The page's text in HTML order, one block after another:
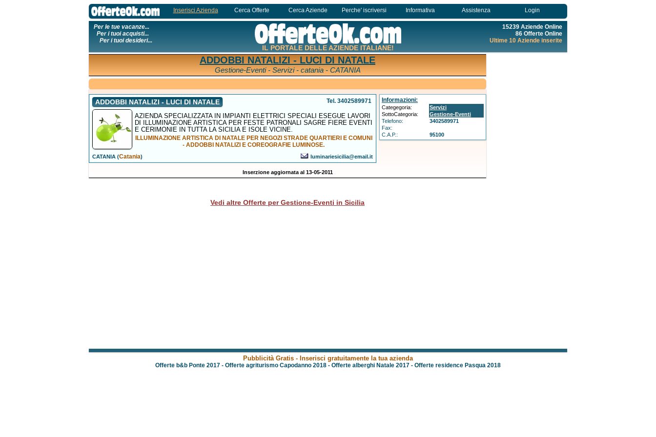
Inserisci Azienda Cerca Offerte Cerca Aziende Perche' iscriversi Informativa Assistenza Login
Per le tue vacanze...
Per i tuoi acquisti...
Per i tuoi desideri...
IL PORTALE DELLE AZIENDE ITALIANE!
15239 Aziende Online
86 Offerte Online
Ultime 10 Aziende inserite
ADDOBBI NATALIZI - LUCI DI NATALE
Gestione-Eventi - Servizi - catania - CATANIA
ADDOBBI NATALIZI - LUCI DI NATALE Tel. 3402589971
AZIENDA SPECIALIZZATA IN IMPIANTI ELETTRICI SPECIALI ESEGUE LAVORI
DI ILLUMINAZIONE ARTISTICA PER FESTE PATRONALI SAGRE FIERE EVENTI
E CERIMONIE IN TUTTA LA SICILIA E ISOLE VICINE.
ILLUMINAZIONE ARTISTICA DI NATALE PER NEGOZI STRADE QUARTIERI E COMUNI
- ADDOBBI NATALIZI E COREOGRAFIE LUMINOSE.
CATANIA (Catania) luminariesicilia@email.it
Informazioni:
Categegoria:
Servizi
SottoCategoria:
Gestione-Eventi
Telefono:
3402589971
Fax:
C.A.P.:
95100
Inserzione aggiornata al 13-05-2011
Vedi altre Offerte per Gestione-Eventi in Sicilia
Pubblicità Gratis - Inserisci gratuitamente la tua azienda
Offerte b&b Ponte 2017 - Offerte agriturismo Capodanno 2018 - Offerte alberghi Natale 2017 - Offerte residence Pasqua 2018